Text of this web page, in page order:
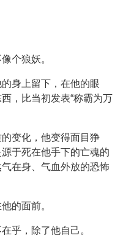
个狼妖。
身上留下，在他的眼
，比当初发表“称霸为万
变化，他变得面目狰
于死在他手下的亡魂的
在身、气血外放的恐怖
的面前。
乎，除了他自己。